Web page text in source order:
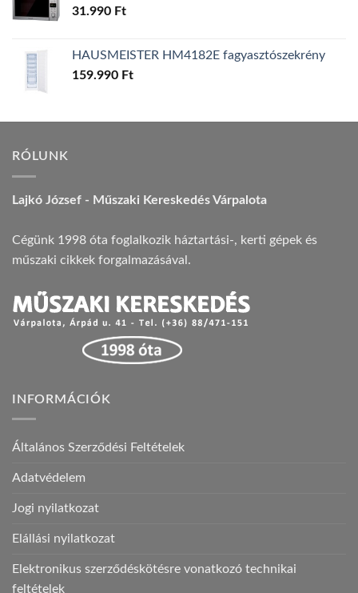
31.990 Ft
HAUSMEISTER HM4182E fagyasztószekrény
159.990 Ft
RÓLUNK
Lajkó József - Műszaki Kereskedés Várpalota
Cégünk 1998 óta foglalkozik háztartási-, kerti gépek és
műszaki cikkek forgalmazásával.
INFORMÁCIÓK
Általános Szerződési Feltételek
Adatvédelem
Jogi nyilatkozat
Elállási nyilatkozat
Elektronikus szerződéskötésre vonatkozó technikai
feltételek